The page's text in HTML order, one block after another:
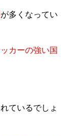
が多くなってい
カーの強い国
ているでしょ